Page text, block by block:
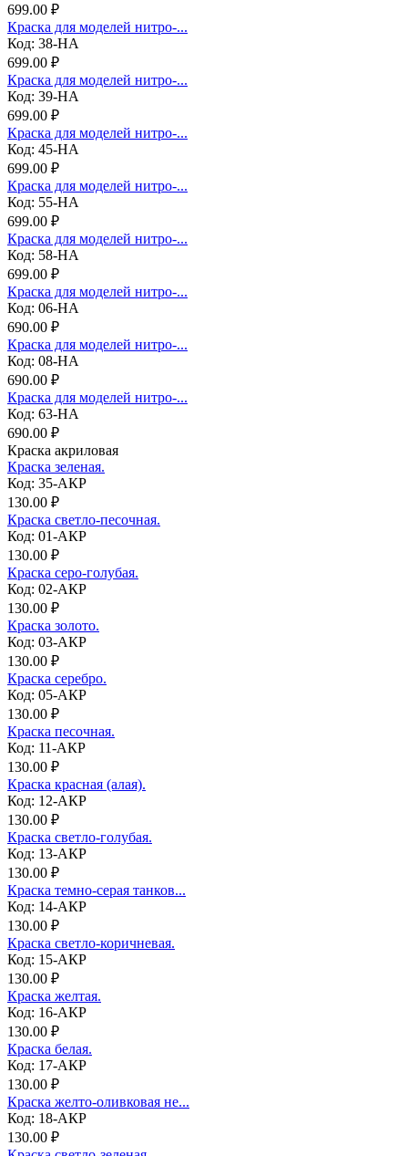
699.00 ₽
Краска для моделей нитро-...
Код: 38-НА
699.00 ₽
Краска для моделей нитро-...
Код: 39-НА
699.00 ₽
Краска для моделей нитро-...
Код: 45-НА
699.00 ₽
Краска для моделей нитро-...
Код: 55-НА
699.00 ₽
Краска для моделей нитро-...
Код: 58-НА
699.00 ₽
Краска для моделей нитро-...
Код: 06-НА
690.00 ₽
Краска для моделей нитро-...
Код: 08-НА
690.00 ₽
Краска для моделей нитро-...
Код: 63-НА
690.00 ₽
Краска акриловая
Краска зеленая.
Код: 35-АКР
130.00 ₽
Краска светло-песочная.
Код: 01-АКР
130.00 ₽
Краска серо-голубая.
Код: 02-АКР
130.00 ₽
Краска золото.
Код: 03-АКР
130.00 ₽
Краска серебро.
Код: 05-АКР
130.00 ₽
Краска песочная.
Код: 11-АКР
130.00 ₽
Краска красная (алая).
Код: 12-АКР
130.00 ₽
Краска светло-голубая.
Код: 13-АКР
130.00 ₽
Краска темно-серая танков...
Код: 14-АКР
130.00 ₽
Краска светло-коричневая.
Код: 15-АКР
130.00 ₽
Краска желтая.
Код: 16-АКР
130.00 ₽
Краска белая.
Код: 17-АКР
130.00 ₽
Краска желто-оливковая не...
Код: 18-АКР
130.00 ₽